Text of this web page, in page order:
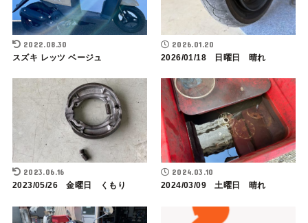
2022.08.30
スズキ レッツ ベージュ
2026.01.20
2026/01/18 日曜日 晴れ
2023.06.16
2023/05/26 金曜日 くもり
2024.03.10
2024/03/09 土曜日 晴れ